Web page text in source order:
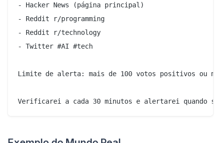
- Hacker News (página principal)
- Reddit r/programming
- Reddit r/technology
- Twitter #AI #tech
Limite de alerta: mais de 100 votos positivos ou